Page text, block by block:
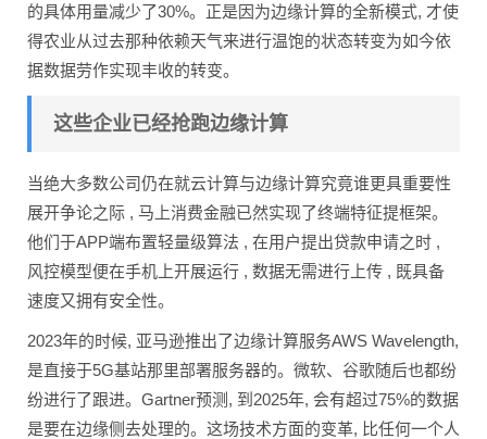
的具体用量减少了30%。正是因为边缘计算的全新模式, 才使
得农业从过去那种依赖天气来进行温饱的状态转变为如今依
据数据劳作实现丰收的转变。
这些企业已经抢跑边缘计算
当绝大多数公司仍在就云计算与边缘计算究竟谁更具重要性
展开争论之际 , 马上消费金融已然实现了终端特征提框架。
他们于APP端布置轻量级算法 , 在用户提出贷款申请之时 ,
风控模型便在手机上开展运行 , 数据无需进行上传 , 既具备
速度又拥有安全性。
2023年的时候, 亚马逊推出了边缘计算服务AWS Wavelength,
是直接于5G基站那里部署服务器的。微软、谷歌随后也都纷
纷进行了跟进。Gartner预测, 到2025年, 会有超过75%的数据
是要在边缘侧去处理的。这场技术方面的变革, 比任何一个人